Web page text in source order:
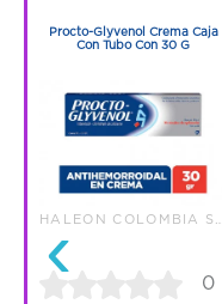
‹
Procto-Glyvenol Crema Caja
Con Tubo Con 30 G
0